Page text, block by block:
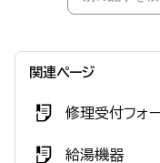
関連ページ
修理受付フォ
給湯機器